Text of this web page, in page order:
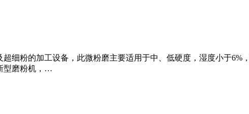
细粉的加工设备，此微粉磨主要适用于中、低硬度，湿度小于
型磨粉机，…